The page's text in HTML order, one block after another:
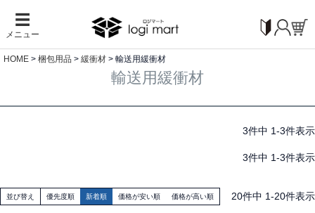
☰
メニュー
HOME 梱包用品 緩衝材 輸送用緩衝材
輸送用緩衝材
3件中 1-3件表示
3件中 1-3件表示
並び替え 優先度順 新着順 価格が安い順 価格が高い順 20件中 1-20件表示